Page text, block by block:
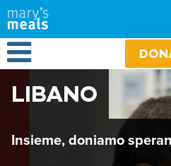
Salta
al
contenuto
principale
Open Menu
LIBANO
Insieme, doniamo